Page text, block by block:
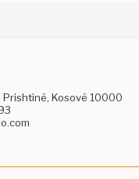
Prishtinë, Kosovë 10000